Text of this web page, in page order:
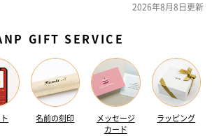
2026年8月8日更新
GIFT SERVICE
名前の刻印
メッセージ
カード
ラッピング